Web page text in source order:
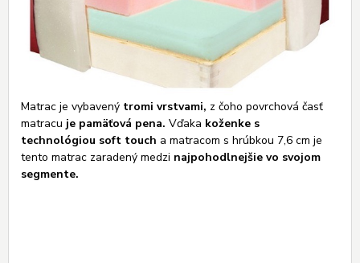
Matrac je vybavený tromi vrstvami, z čoho povrchová časť
matracu je pamäťová pena. Vďaka koženke s
technológiou soft touch a matracom s hrúbkou 7,6 cm je
tento matrac zaradený medzi najpohodlnejšie vo svojom
segmente.